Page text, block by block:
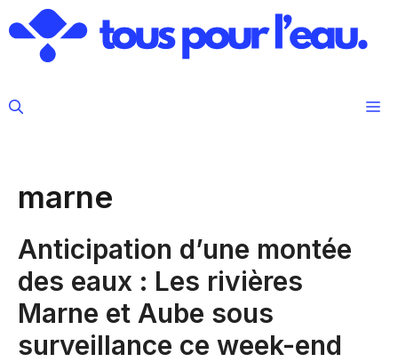
au
contenu
marne
Anticipation d’une montée
des eaux : Les rivières
Marne et Aube sous
surveillance ce week-end